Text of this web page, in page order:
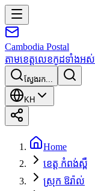
Cambodia Postal
តាមខេត្តលេខកូដទាំងអស់
ស្វែងរក...
KH
Home
ខេត្ត កំពង់ស្ពឺ
ស្រុក ឱរ៉ាល់